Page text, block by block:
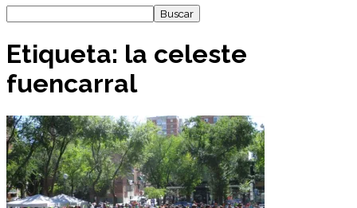
Etiqueta: la celeste
fuencarral